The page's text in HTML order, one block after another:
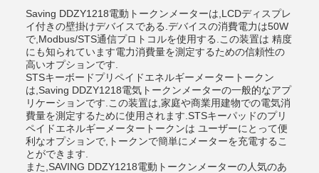
Saving DDZY1218電動トークンメーターは,LCDディスプレ
イ付きの壁掛けデバイスである.デバイスの消費電力は50W
で,Modbus/STS通信プロトコルを使用する.この装置は 精度
にも知られています電力消費量を測定するための信頼性の
高いオプションです.
STSキーボードプリペイドエネルギーメータートークン
は,Saving DDZY1218電気トークンメーターの一般的なアプ
リケーションです.この装置は,家庭や商業用建物での電気消
費量を測定するために使用されます.STSキーパッドのプリ
ペイドエネルギーメータートークンは ユーザーにとって便
利なオプションで,トークンで簡単にメーターを充電するこ
とができます.
また,SAVING DDZY1218電動トークンメーターの人気のあ